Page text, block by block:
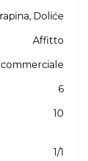
Doliće
Affitto
6
10
1/1